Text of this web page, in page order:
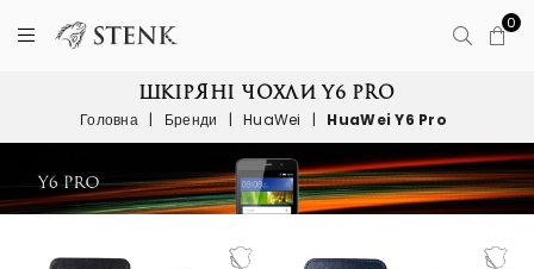
0
ШКІРЯНІ ЧОХЛИ Y6 PRO
Головна | Бренди | HuaWei | HuaWei Y6 Pro